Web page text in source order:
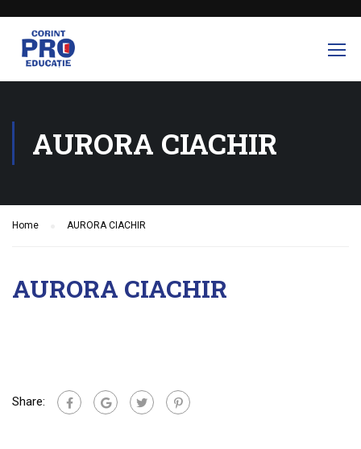
AURORA CIACHIR
Home AURORA CIACHIR
AURORA CIACHIR
Share: